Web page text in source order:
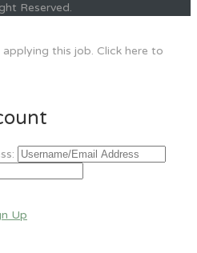
Reserved.
this job. Click here to
Up